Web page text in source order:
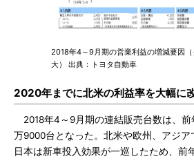
2018年4～9月期の営業利益の増減要因
大） 出典：トヨタ自動車
2020年までに北米の利益率を大幅に
2018年4～9月期の連結販売台数は、
万9000台となった。北米や欧州、アジア
日本は新車投入効果が一巡したため、前